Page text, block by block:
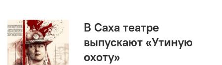
В Саха театре
выпускают «Утиную
охоту»